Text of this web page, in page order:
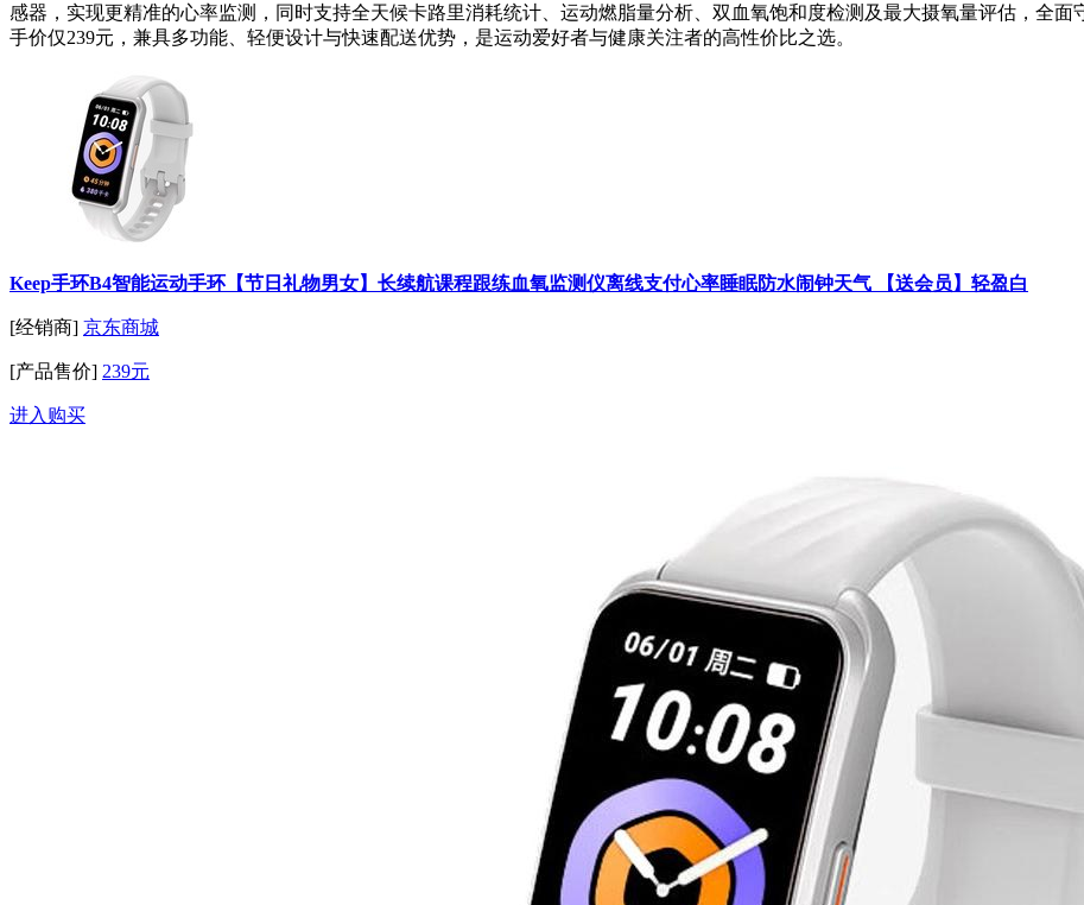
感器，实现更精准的心率监测，同时支持全天候卡路里消耗统计、运动燃脂量分析、双血氧饱和度检测及最大摄氧量评估，全面
手价仅239元，兼具多功能、轻便设计与快速配送优势，是运动爱好者与健康关注者的高性价比之选。
Keep手环B4智能运动手环【节日礼物男女】长续航课程跟练血氧监测仪离线支付心率睡眠防水闹钟天气 【送会员】轻盈白
[经销商] 京东商城
[产品售价] 239元
进入购买